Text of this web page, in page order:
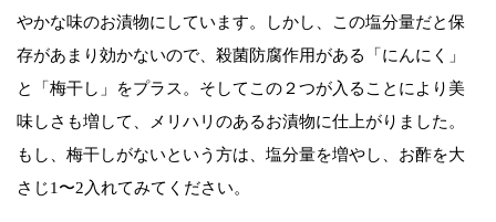
やかな味のお漬物にしています。しかし、この塩分量だと保
存があまり効かないので、殺菌防腐作用がある「にんにく」
と「梅干し」をプラス。そしてこの２つが入ることにより美
味しさも増して、メリハリのあるお漬物に仕上がりました。
もし、梅干しがないという方は、塩分量を増やし、お酢を大
さじ1〜2入れてみてください。